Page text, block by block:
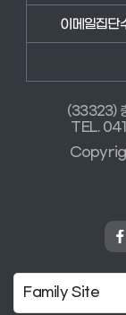
(33323)
TEL.
이메일집단
Family Site